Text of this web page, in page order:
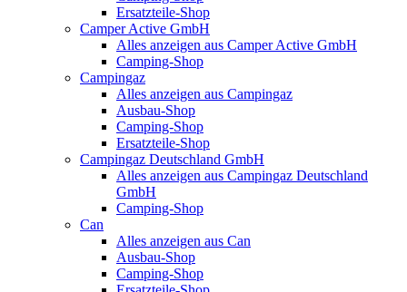
Ersatzteile-Shop
Camper Active GmbH
Alles anzeigen aus Camper Active GmbH
Camping-Shop
Campingaz
Alles anzeigen aus Campingaz
Ausbau-Shop
Camping-Shop
Ersatzteile-Shop
Campingaz Deutschland GmbH
Alles anzeigen aus Campingaz Deutschland
GmbH
Camping-Shop
Can
Alles anzeigen aus Can
Ausbau-Shop
Camping-Shop